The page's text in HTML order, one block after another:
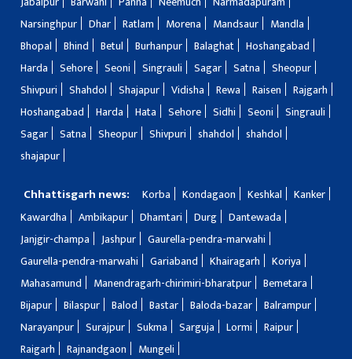
Narsinghpur
Dhar Ratlam Morena Mandsaur
Mandla
Bhopal
Bhind Betul Burhanpur Balaghat
Hoshangabad
Harda
Sehore Seoni Singrauli Sagar Satna
Sheopur
Shivpuri
Shahdol Shajapur Vidisha Rewa Raisen
Rajgarh
Hoshangabad
Harda Hata Sehore Sidhi Seoni
Singrauli
Sagar
Satna Sheopur Shivpuri shahdol
shahdol
shajapur
Chhattisgarh news: Korba Kondagaon Keshkal
Kanker
Kawardha
Ambikapur Dhamtari Durg
Dantewada
Janjgir-champa
Jashpur
Gaurella-pendra-marwahi
Gaurella-pendra-marwahi
Gariaband Khairagarh
Koriya
Mahasamund
Manendragarh-chirimiri-bharatpur
Bemetara
Bijapur
Bilaspur Balod Bastar Baloda-bazar
Balrampur
Narayanpur
Surajpur Sukma Sarguja Lormi
Raipur
Raigarh
Rajnandgaon Mungeli